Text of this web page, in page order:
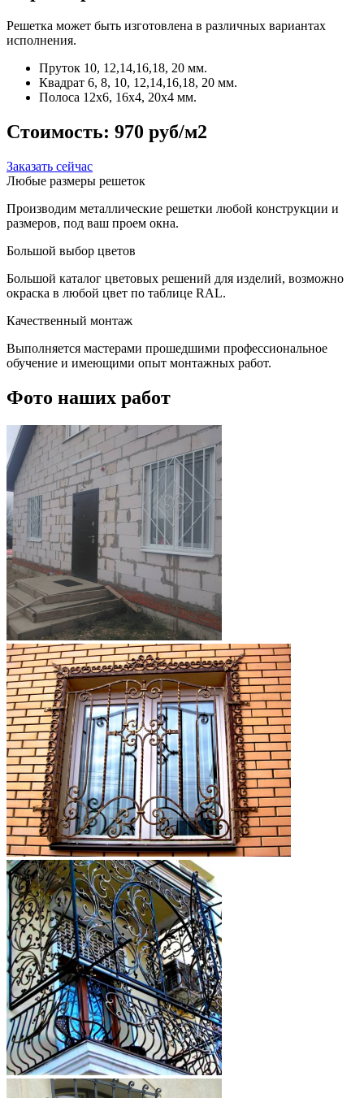
Решетка может быть изготовлена в различных вариантах
исполнения.
Пруток 10, 12,14,16,18, 20 мм.
Квадрат 6, 8, 10, 12,14,16,18, 20 мм.
Полоса 12x6, 16x4, 20x4 мм.
Стоимость: 970 руб/м2
Заказать сейчас
Любые размеры решеток
Производим металлические решетки любой конструкции и
размеров, под ваш проем окна.
Большой выбор цветов
Большой каталог цветовых решений для изделий, возможно
окраска в любой цвет по таблице RAL.
Качественный монтаж
Выполняется мастерами прошедшими профессиональное
обучение и имеющими опыт монтажных работ.
Фото наших работ